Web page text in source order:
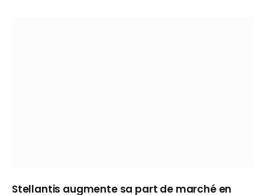
Stellantis augmente sa part de marché en